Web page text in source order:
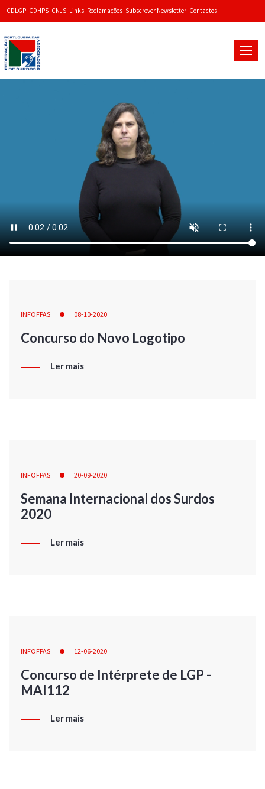
CDLGP CDHPS CNJS Links Reclamações Subscrever Newsletter Contactos
Toggle
INFOFPAS 08-10-2020
Concurso do Novo Logotipo
Ler mais
INFOFPAS 20-09-2020
Semana Internacional dos Surdos
2020
Ler mais
INFOFPAS 12-06-2020
Concurso de Intérprete de LGP -
MAI112
Ler mais